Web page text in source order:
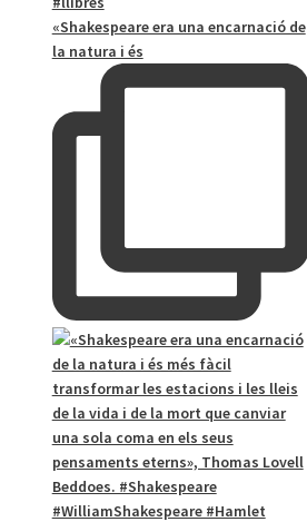
«Shakespeare era una encarnació de
la natura i és